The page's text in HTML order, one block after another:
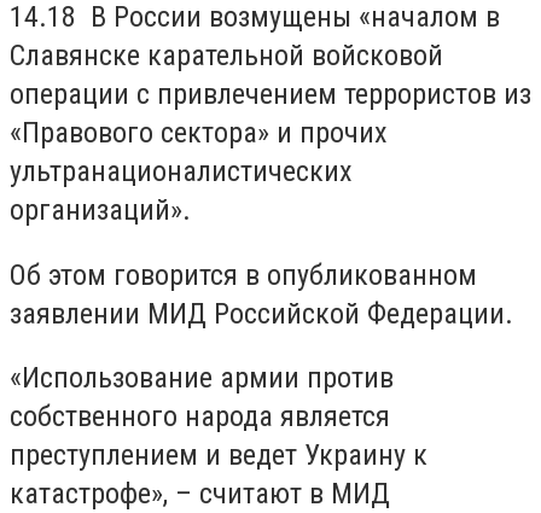
14.18 В России возмущены «началом в
Славянске карательной войсковой
операции с привлечением террористов из
«Правового сектора» и прочих
ультранационалистических
организаций».
Об этом говорится в опубликованном
заявлении МИД Российской Федерации.
«Использование армии против
собственного народа является
преступлением и ведет Украину к
катастрофе», – считают в МИД